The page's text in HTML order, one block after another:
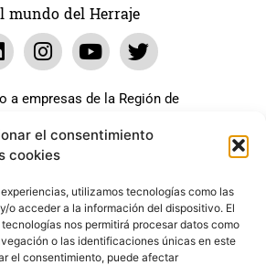
el consentimiento
cookies
utilizamos tecnologías como las
o acceder a la información del dispositivo. El
nos permitirá procesar datos como
o las identificaciones únicas en este
el consentimiento, puede afectar
mundo del Herraje
a empresas de la Región de
Covid-19. La línea Covid-19
por la unión europea.
mundo del Herraje, S.L. ///
2020.07.COSI.0483